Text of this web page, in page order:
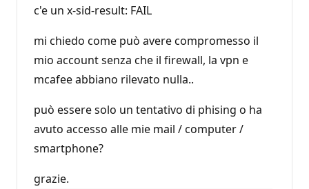
c'e un x-sid-result: FAIL
mi chiedo come può avere compromesso il
mio account senza che il firewall, la vpn e
mcafee abbiano rilevato nulla..
può essere solo un tentativo di phising o ha
avuto accesso alle mie mail / computer /
smartphone?
grazie.